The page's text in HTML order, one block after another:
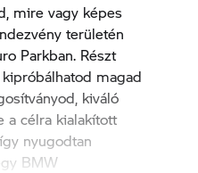
mire vagy képes
területén
Parkban. Részt
magad
kiváló
a célra kialakított
nyugodtan
BMW